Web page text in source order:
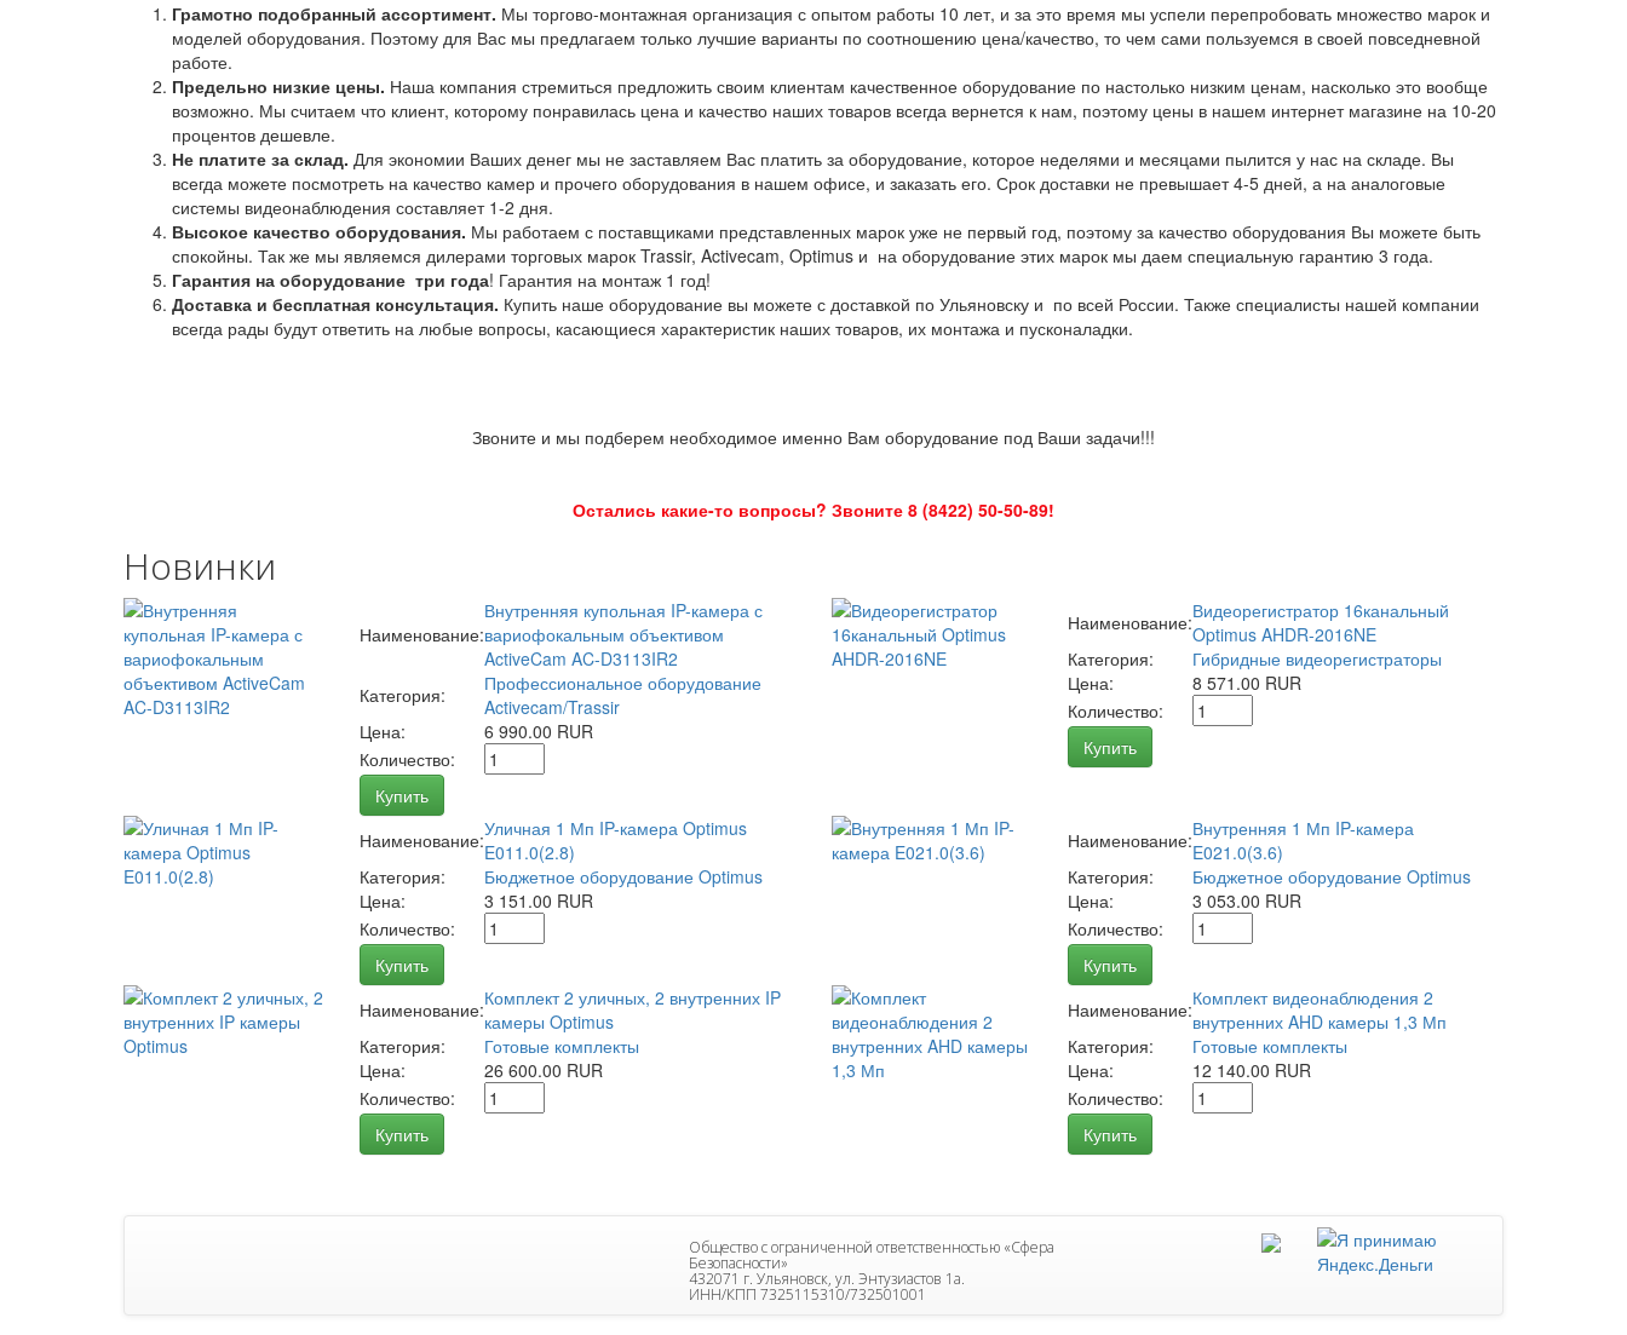
Грамотно подобранный ассортимент. Мы торгово-монтажная организация с опытом работы 10 лет, и за это время мы успели перепробовать множество марок и
моделей оборудования. Поэтому для Вас мы предлагаем только лучшие варианты по соотношению цена/качество, то чем сами пользуемся в своей повседневной
работе.
Предельно низкие цены. Наша компания стремиться предложить своим клиентам качественное оборудование по настолько низким ценам, насколько это вообще
возможно. Мы считаем что клиент, которому понравилась цена и качество наших товаров всегда вернется к нам, поэтому цены в нашем интернет магазине на 10-20
процентов дешевле.
Не платите за склад. Для экономии Ваших денег мы не заставляем Вас платить за оборудование, которое неделями и месяцами пылится у нас на складе. Вы
всегда можете посмотреть на качество камер и прочего оборудования в нашем офисе, и заказать его. Срок доставки не превышает 4-5 дней, а на аналоговые
системы видеонаблюдения составляет 1-2 дня.
Высокое качество оборудования. Мы работаем с поставщиками представленных марок уже не первый год, поэтому за качество оборудования Вы можете быть
спокойны. Так же мы являемся дилерами торговых марок Trassir, Activecam, Optimus и на оборудование этих марок мы даем специальную гарантию 3 года.
Гарантия на оборудование три года! Гарантия на монтаж 1 год!
Доставка и бесплатная консультация. Купить наше оборудование вы можете с доставкой по Ульяновску и по всей России. Также специалисты нашей компании
всегда рады будут ответить на любые вопросы, касающиеся характеристик наших товаров, их монтажа и пусконаладки.
Звоните и мы подберем необходимое именно Вам оборудование под Ваши задачи!!!
Остались какие-то вопросы? Звоните 8 (8422) 50-50-89!
Новинки
Наименование:
Внутренняя купольная IP-камера с
вариофокальным объективом
ActiveCam AC-D3113IR2
Категория:
Профессиональное оборудование
Activecam/Trassir
Цена:
6 990.00 RUR
Количество:
Купить
Наименование:Видеорегистратор 16канальный
Optimus AHDR-2016NE
Категория:
Гибридные видеорегистраторы
Цена:
8 571.00 RUR
Количество:
Купить
Наименование:Уличная 1 Мп IP-камера Optimus
E011.0(2.8)
Категория:
Бюджетное оборудование Optimus
Цена:
3 151.00 RUR
Количество:
Купить
Наименование:Внутренняя 1 Мп IP-камера
E021.0(3.6)
Категория:
Бюджетное оборудование Optimus
Цена:
3 053.00 RUR
Количество:
Купить
Наименование:Комплект 2 уличных, 2 внутренних IP
камеры Optimus
Категория:
Готовые комплекты
Цена:
26 600.00 RUR
Количество:
Купить
Наименование:Комплект видеонаблюдения 2
внутренних AHD камеры 1,3 Мп
Категория:
Готовые комплекты
Цена:
12 140.00 RUR
Количество:
Купить
Общество с ограниченной ответственностью «Сфера
Безопасности»
432071 г. Ульяновск, ул. Энтузиастов 1а.
ИНН/КПП 7325115310/732501001